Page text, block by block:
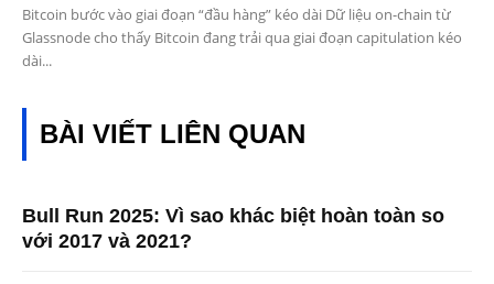
Bitcoin bước vào giai đoạn “đầu hàng” kéo dài Dữ liệu on-chain từ
Glassnode cho thấy Bitcoin đang trải qua giai đoạn capitulation kéo
dài...
BÀI VIẾT LIÊN QUAN
Bull Run 2025: Vì sao khác biệt hoàn toàn so
với 2017 và 2021?